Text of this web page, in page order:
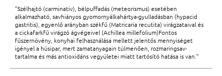
"Szélhajtó (carminativ), bélpuffadás (meteorismus) esetében
alkalmazható, savhiányos gyomornyálkahártya-gyulladásban (hypacid
gastritis), egyenlő arányban székfű (Matricaria recutita) virágzataival és
a cickafarkfű virágzó ágvégeivel (Achillea millefolium)Fontos
fűszernövény, konyhai felhasználása mellett jelentős mennyiséget
igényel a húsipar, mert zamatanyagain túlmenően, rozmaringsav-
tartalma és más antioxidáns vegyületei miatt tartósító hatása is van."